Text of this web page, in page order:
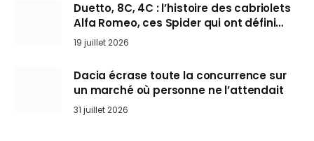
Duetto, 8C, 4C : l’histoire des cabriolets
Alfa Romeo, ces Spider qui ont défini
l’art de rouler cheveux au vent
19 juillet 2026
Dacia écrase toute la concurrence sur
un marché où personne ne l’attendait
31 juillet 2026